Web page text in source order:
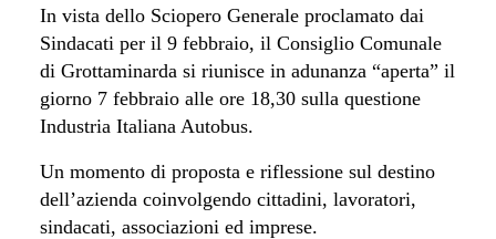
In vista dello Sciopero Generale proclamato dai
Sindacati per il 9 febbraio, il Consiglio Comunale
di Grottaminarda si riunisce in adunanza “aperta” il
giorno 7 febbraio alle ore 18,30 sulla questione
Industria Italiana Autobus.
Un momento di proposta e riflessione sul destino
dell’azienda coinvolgendo cittadini, lavoratori,
sindacati, associazioni ed imprese.